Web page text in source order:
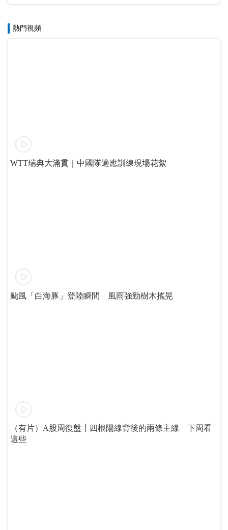
熱門視頻
WTT瑞典大滿貫｜中國隊適應訓練現場花絮
颱風「白海豚」登陸瞬間 風雨強勁樹木搖晃
（有片）A股周復盤丨四根陽線背後的兩條主線 下周看
這些